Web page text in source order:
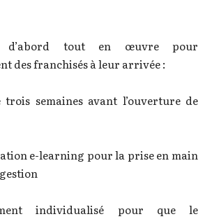
d’abord tout en œuvre pour
des franchisés à leur arrivée :
semaines avant l’ouverture de
e-learning pour la prise en main
individualisé pour que le